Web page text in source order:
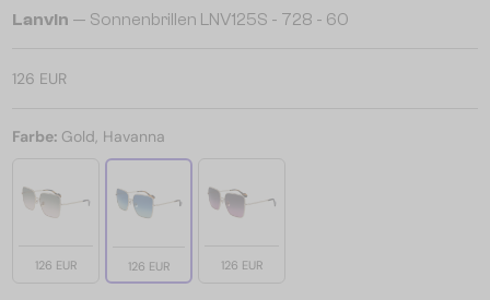
Lanvin — Sonnenbrillen LNV125S - 728 - 60
126 EUR
Farbe: Gold, Havanna
126 EUR 126 EUR 126 EUR